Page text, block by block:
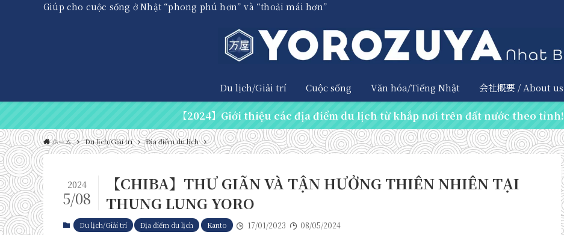
Giúp cho cuộc sống ở Nhật “phong phú hơn” và “thoải mái hơn”
Du lịch/Giải trí Cuộc sống Văn hóa/Tiếng Nhật 会社概要 / About us
【2024】Giới thiệu các địa điểm du lịch từ khắp nơi trên đất nước theo tỉnh!
ホーム Du lịch/Giải trí Địa điểm du lịch
【CHIBA】THƯ GIÃN VÀ TẬN HƯỞNG THIÊN NHIÊN TẠI
THUNG LUNG YORO
2024
5/08
Du lịch/Giải trí Địa điểm du lịch Kanto 17/01/2023 08/05/2024